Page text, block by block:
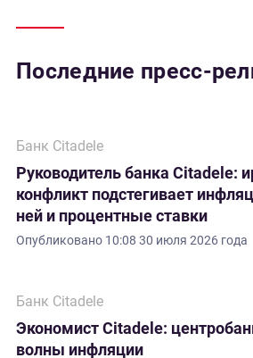
Последние пресс-
Банк Citadele
Руководитель банка Citadele:
конфликт подстегивает
ней и процентные ставки
Опубликовано 10:08 30 июля 2026 года
Банк Citadele
Экономист Citadele:
волны инфляции